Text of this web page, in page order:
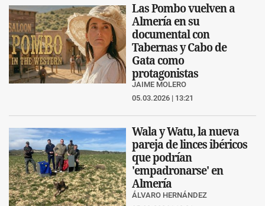
Las Pombo vuelven a
Almería en su
documental con
Tabernas y Cabo de
Gata como
protagonistas
JAIME MOLERO
05.03.2026 | 13:21
Wala y Watu, la nueva
pareja de linces ibéricos
que podrían
'empadronarse' en
Almería
ÁLVARO HERNÁNDEZ